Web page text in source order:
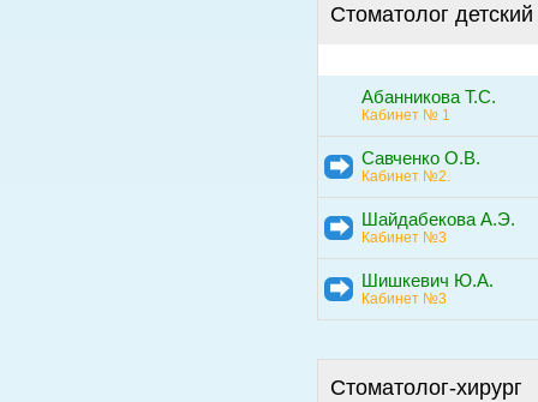
Стоматолог детский
Абанникова Т.С.
Кабинет № 1
Савченко О.В.
Кабинет №2.
Шайдабекова А.Э.
Кабинет №3
Шишкевич Ю.А.
Кабинет №3
Стоматолог-хирург